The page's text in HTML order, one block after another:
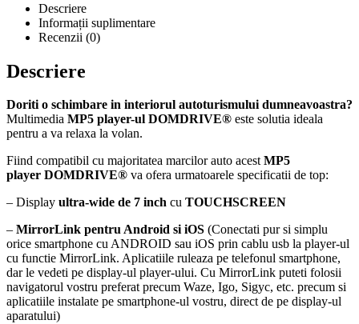
Descriere
Informații suplimentare
Recenzii (0)
Descriere
Doriti o schimbare in interiorul autoturismului dumneavoastra?
Multimedia MP5 player-ul DOMDRIVE® este solutia ideala
pentru a va relaxa la volan.
Fiind compatibil cu majoritatea marcilor auto acestMP5
player DOMDRIVE® va ofera urmatoarele specificatii de top:
– Display ultra-wide de 7 inch cu TOUCHSCREEN
– MirrorLink pentru Android si iOS (Conectati pur si simplu
orice smartphone cu ANDROID sau iOS prin cablu usb la player-ul
cu functie MirrorLink. Aplicatiile ruleaza pe telefonul smartphone,
dar le vedeti pe display-ul player-ului. Cu MirrorLink puteti folosii
navigatorul vostru preferat precum Waze, Igo, Sigyc, etc. precum si
aplicatiile instalate pe smartphone-ul vostru, direct de pe display-ul
aparatului)